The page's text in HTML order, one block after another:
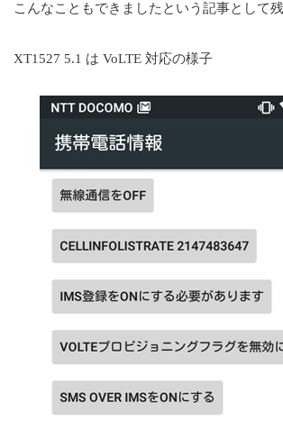
こんなこともできましたという記事として残
XT1527 5.1 は VoLTE 対応の様子